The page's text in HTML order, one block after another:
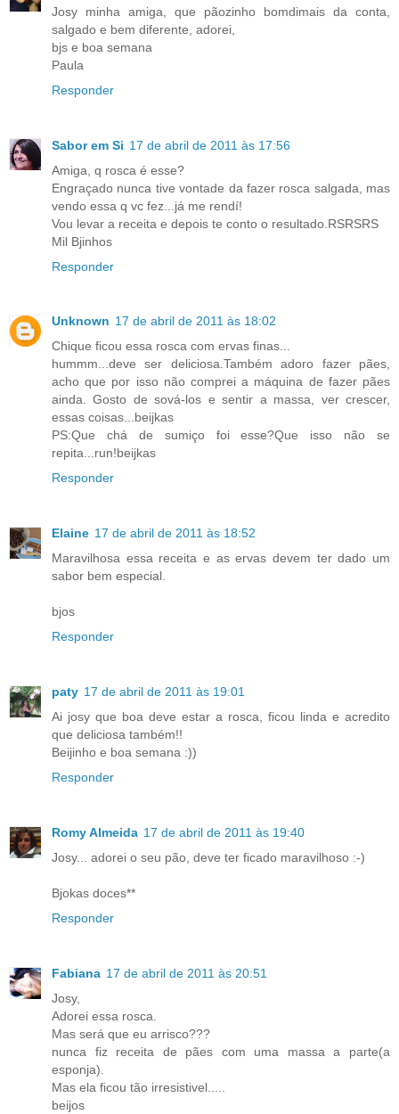
Josy minha amiga, que pãozinho bomdimais da conta,
salgado e bem diferente, adorei,
bjs e boa semana
Paula
Responder
Sabor em Si 17 de abril de 2011 às 17:56
Amiga, q rosca é esse?
Engraçado nunca tive vontade da fazer rosca salgada, mas
vendo essa q vc fez...já me rendí!
Vou levar a receita e depois te conto o resultado.RSRSRS
Mil Bjinhos
Responder
Unknown 17 de abril de 2011 às 18:02
Chique ficou essa rosca com ervas finas...
hummm...deve ser deliciosa.Também adoro fazer pães,
acho que por isso não comprei a máquina de fazer pães
ainda. Gosto de sová-los e sentir a massa, ver crescer,
essas coisas...beijkas
PS:Que chá de sumiço foi esse?Que isso não se
repita...run!beijkas
Responder
Elaine 17 de abril de 2011 às 18:52
Maravilhosa essa receita e as ervas devem ter dado um
sabor bem especial.
bjos
Responder
paty 17 de abril de 2011 às 19:01
Ai josy que boa deve estar a rosca, ficou linda e acredito
que deliciosa também!!
Beijinho e boa semana :))
Responder
Romy Almeida 17 de abril de 2011 às 19:40
Josy... adorei o seu pão, deve ter ficado maravilhoso :-)
Bjokas doces**
Responder
Fabiana 17 de abril de 2011 às 20:51
Josy,
Adorei essa rosca.
Mas será que eu arrisco???
nunca fiz receita de pães com uma massa a parte(a
esponja).
Mas ela ficou tão irresistivel.....
beijos